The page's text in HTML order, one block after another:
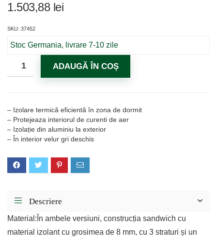
1.503,88 lei
SKU: 37452
Stoc Germania, livrare 7-10 zile
ADAUGĂ ÎN COȘ
– Izolare termică eficientă în zona de dormit
– Protejeaza interiorul de curenti de aer
– Izolație din aluminiu la exterior
– În interior velur gri deschis
Descriere
Material :În ambele versiuni, construcția sandwich cu
material izolant cu grosimea de 8 mm, cu 3 straturi și un